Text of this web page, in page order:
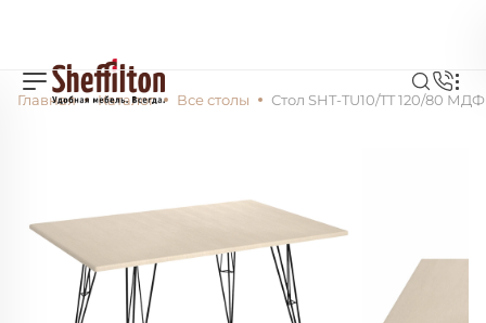
Главная Каталог Все столы Стол SHT-TU10/TT 120/80 МДФ